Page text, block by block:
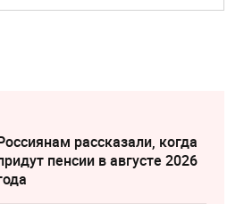
рассказали, когда
пенсии в августе 2026